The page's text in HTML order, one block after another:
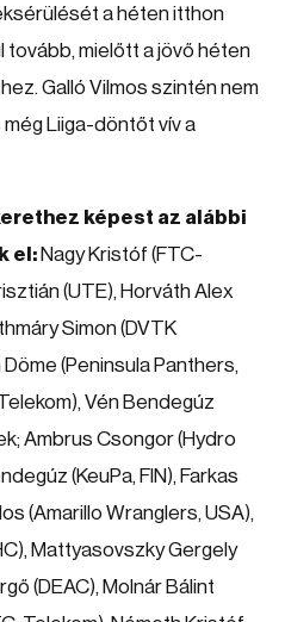
a héten itthon
tovább, mielőtt a jövő héten
Galló Vilmos szintén nem
még Liiga-döntőt vív a
képest az alábbi
el: Nagy Kristóf (FTC-
(UTE), Horváth Alex
Simon (DVTK
(Peninsula Panthers,
Vén Bendegúz
Ambrus Csongor (Hydro
(KeuPa, FIN), Farkas
(Amarillo Wranglers, USA),
Mattyasovszky Gergely
(DEAC), Molnár Bálint